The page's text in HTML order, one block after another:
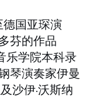
德国亚琛演
芬的作品
乐学院本科录
琴演奏家伊曼
沙伊·沃斯纳